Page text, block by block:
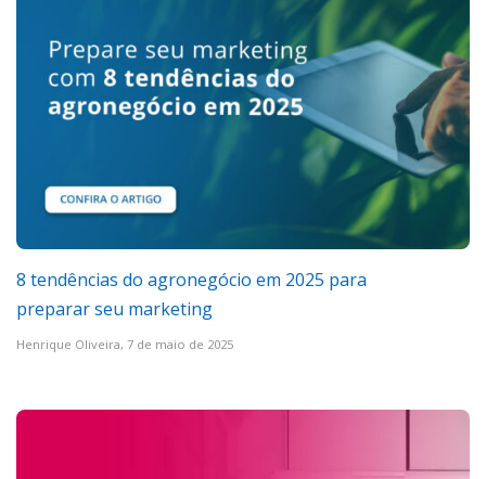
8 tendências do agronegócio em 2025 para
preparar seu marketing
Henrique Oliveira, 7 de maio de 2025